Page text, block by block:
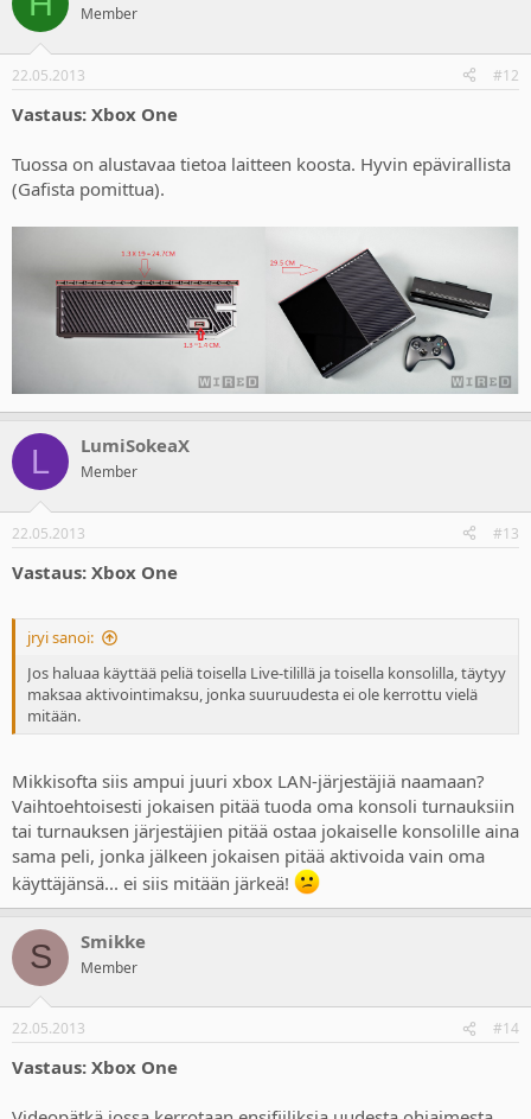
Member
22.05.2013 #12
Vastaus: Xbox One
Tuossa on alustavaa tietoa laitteen koosta. Hyvin epävirallista
(Gafista pomittua).
L LumiSokeaX
Member
22.05.2013 #13
Vastaus: Xbox One
jryi sanoi:
Jos haluaa käyttää peliä toisella Live-tilillä ja toisella konsolilla, täytyy
maksaa aktivointimaksu, jonka suuruudesta ei ole kerrottu vielä
mitään.
Mikkisofta siis ampui juuri xbox LAN-järjestäjiä naamaan?
Vaihtoehtoisesti jokaisen pitää tuoda oma konsoli turnauksiin
tai turnauksen järjestäjien pitää ostaa jokaiselle konsolille aina
sama peli, jonka jälkeen jokaisen pitää aktivoida vain oma
käyttäjänsä... ei siis mitään järkeä!
S Smikke
Member
22.05.2013 #14
Vastaus: Xbox One